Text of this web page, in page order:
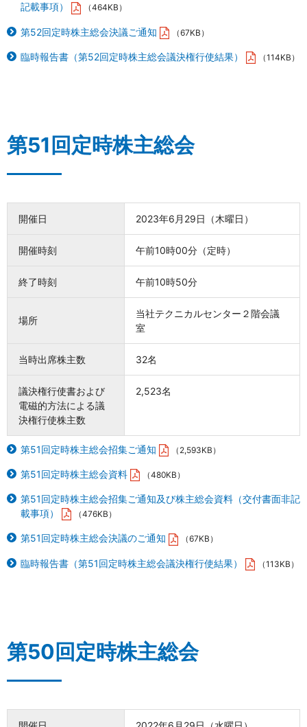
記載事項）
（464KB）
第52回定時株主総会決議ご通知 （67KB）
臨時報告書（第52回定時株主総会議決権行使結果） （114KB）
第51回定時株主総会
開催日 2023年6月29日（木曜日）
開催時刻 午前10時00分（定時）
終了時刻 午前10時50分
場所
当社テクニカルセンター２階会議
室
当時出席株主数 32名
議決権行使書および
電磁的方法による議
決権行使株主数
2,523名
第51回定時株主総会招集ご通知 （2,593KB）
第51回定時株主総会資料 （480KB）
第51回定時株主総会招集ご通知及び株主総会資料（交付書面非記
載事項）
（476KB）
第51回定時株主総会決議のご通知 （67KB）
臨時報告書（第51回定時株主総会議決権行使結果） （113KB）
第50回定時株主総会